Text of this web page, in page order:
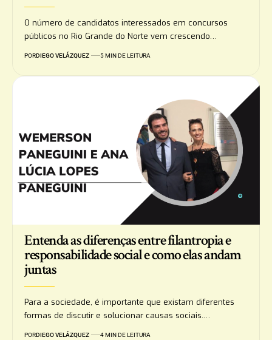
O número de candidatos interessados em concursos
públicos no Rio Grande do Norte vem crescendo…
PORDIEGO VELÁZQUEZ 5 MIN DE LEITURA
Entenda as diferenças entre filantropia e
responsabilidade social e como elas andam
juntas
Para a sociedade, é importante que existam diferentes
formas de discutir e solucionar causas sociais.…
PORDIEGO VELÁZQUEZ 4 MIN DE LEITURA